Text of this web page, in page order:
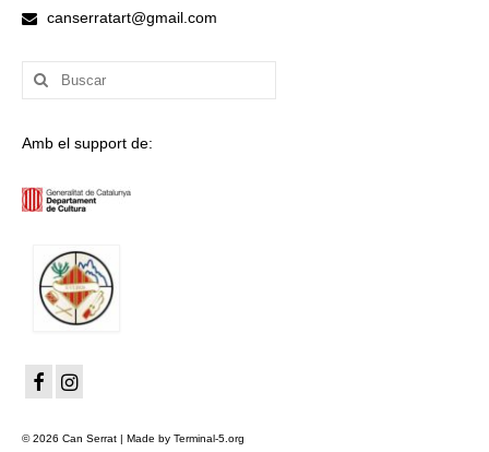
canserratart@gmail.com
Buscar
por:
Amb el support de:
© 2026 Can Serrat | Made by Terminal-5.org